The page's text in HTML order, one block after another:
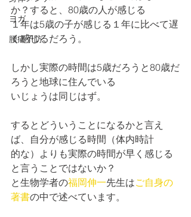
ヨガ
腰痛予防
か？すると、80歳の人が感じる
１年は5歳の子が感じる１年に比べて遅
く感じるだろう。
しかし実際の時間は5歳だろうと80歳だ
ろうと地球に住んでいる
いじょうは同じはず。
するとどういうことになるかと言え
ば、自分が感じる時間（体内時計
的な）よりも実際の時間が早く感じる
と言うことではないか？
と生物学者の福岡伸一先生はご自身の
著書の中で述べています。